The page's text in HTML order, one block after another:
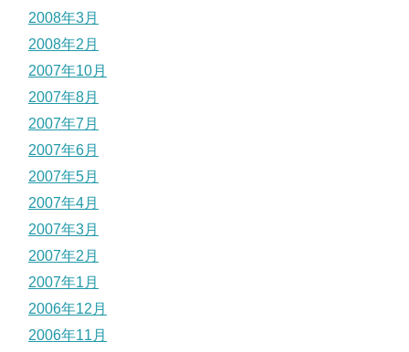
2008年3月
2008年2月
2007年10月
2007年8月
2007年7月
2007年6月
2007年5月
2007年4月
2007年3月
2007年2月
2007年1月
2006年12月
2006年11月